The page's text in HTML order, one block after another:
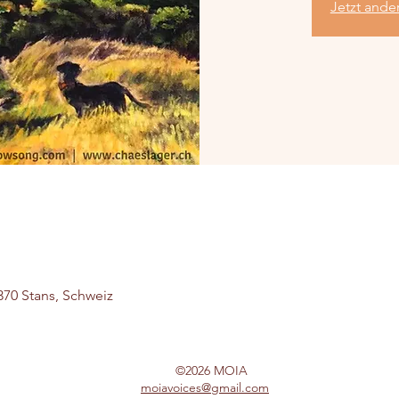
Jetzt
Stans, Schweiz
©2026 MOIA
moiavoices@gmail.com